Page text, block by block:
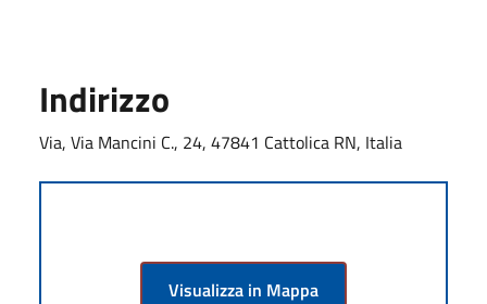
Indirizzo
Via, Via Mancini C., 24, 47841 Cattolica RN, Italia
Visualizza in Mappa